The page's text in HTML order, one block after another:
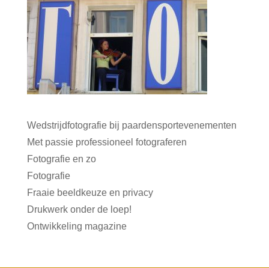
Wedstrijdfotografie bij paardensportevenementen
Met passie professioneel fotograferen
Fotografie en zo
Fotografie
Fraaie beeldkeuze en privacy
Drukwerk onder de loep!
Ontwikkeling magazine